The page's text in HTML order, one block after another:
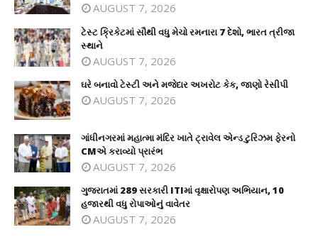
AUGUST 7, 2026
ટેસ્ટ ક્રિકેટમાં સૌથી વધુ મેચો રમનારા 7 દેશો, ભારત ત્રીજા
સ્થાને
AUGUST 7, 2026
ઘરે બનાવો ટેસ્ટી અને મજેદાર અખરોટ કેક, જાણો રેસીપી
AUGUST 7, 2026
ગાંધીનગરમાં મહાત્મા મંદિર ખાતે ટ્રાવેલ એન્ડ ટુરિઝમ ફેરનો
CMએ કરાવ્યો પ્રારંભ
AUGUST 7, 2026
ગુજરાતમાં 289 સરકારી ITIમાં વૃક્ષારોપણ અભિયાન, 10
હજારથી વધુ રોપાઓનું વાવેતર
AUGUST 7, 2026